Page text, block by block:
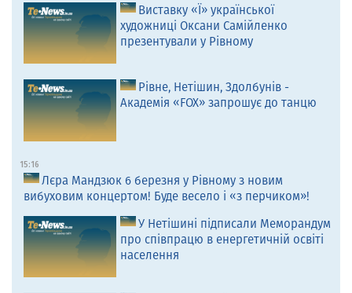
Виставку «Ї» української
художниці Оксани Самійленко
презентували у Рівному
Рівне, Нетішин, Здолбунів -
Академія «FOX» запрошує до танцю
15:16
Лєра Мандзюк 6 березня у Рівному з новим
вибуховим концертом! Буде весело і «з перчиком»!
У Нетішині підписали Меморандум
про співпрацю в енергетичній освіті
населення